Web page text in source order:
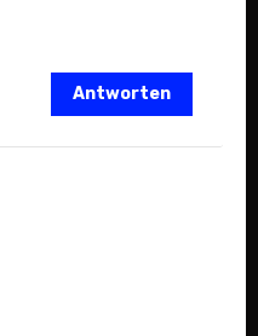
Antworten